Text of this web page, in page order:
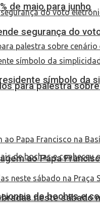
de maio para junho
para palestra
de bochas e
segurança do
símbolo da
ao Papa
neste sábado